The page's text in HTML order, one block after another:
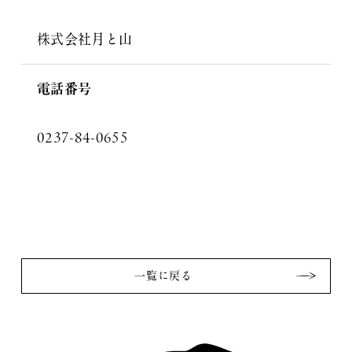
株式会社月と山
電話番号
0237-84-0655
一覧に戻る